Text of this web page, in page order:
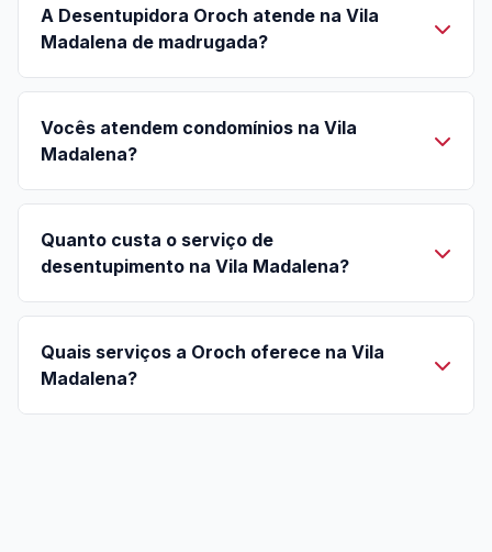
A Desentupidora Oroch atende na Vila
Madalena de madrugada?
Vocês atendem condomínios na Vila
Madalena?
Quanto custa o serviço de
desentupimento na Vila Madalena?
Quais serviços a Oroch oferece na Vila
Madalena?